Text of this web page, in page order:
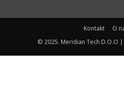
Kontakt
O
© 2025. Meridian Tech D.O.O